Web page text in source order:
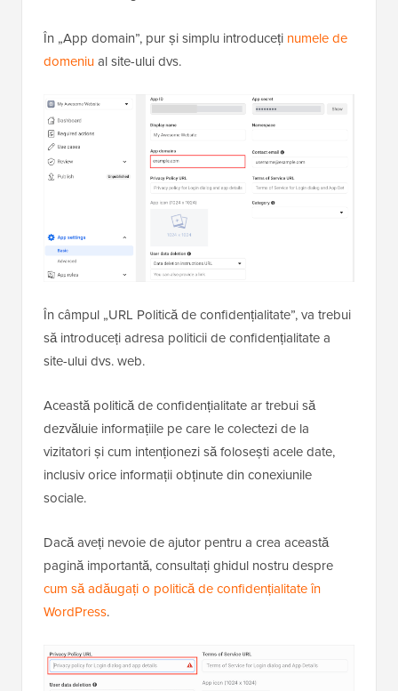
În „App domain”, pur și simplu introduceți numele de
domeniual site-ului dvs.
În câmpul „URL Politică de confidențialitate”, va trebui
să introduceți adresa politicii de confidențialitate a
site-ului dvs. web.
Această politică de confidențialitate ar trebui să
dezvăluie informațiile pe care le colectezi de la
vizitatori și cum intenționezi să folosești acele date,
inclusiv orice informații obținute din conexiunile
sociale.
Dacă aveți nevoie de ajutor pentru a crea această
pagină importantă, consultați ghidul nostru despre
cum să adăugați o politică de confidențialitate în
WordPress.